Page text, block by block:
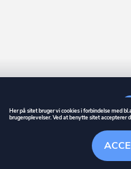
er et registreret
Stationsparken
Her på sitet bruger vi cookies i forbindelse med
brugeroplevelser. Ved at benytte sitet accepterer